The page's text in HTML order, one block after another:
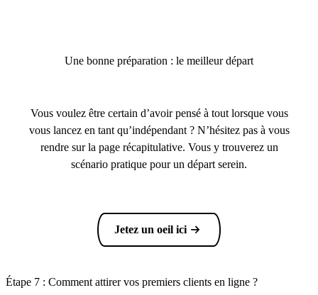
Une bonne préparation : le meilleur départ
Vous voulez être certain d’avoir pensé à tout lorsque vous
vous lancez en tant qu’indépendant ? N’hésitez pas à vous
rendre sur la page récapitulative. Vous y trouverez un
scénario pratique pour un départ serein.
Jetez un oeil ici
Étape 7 : Comment attirer vos premiers clients en ligne ?